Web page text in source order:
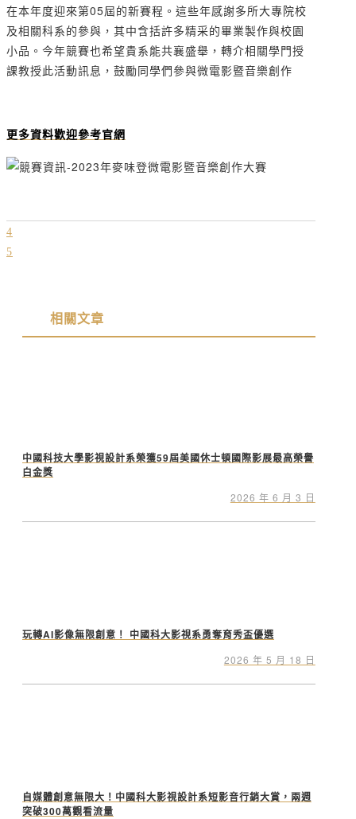
在本年度迎來第05屆的新賽程。這些年感謝多所大專院校
及相關科系的參與，其中含括許多精采的畢業製作與校園
小品。今年競賽也希望貴系能共襄盛舉，轉介相關學門授
課教授此活動訊息，鼓勵同學們參與微電影暨音樂創作
更多資料歡迎參考官網
相關文章
中國科技大學影視設計系榮獲59屆美國休士頓國際影展最高榮譽
白金獎
2026 年 6 月 3 日
玩轉AI影像無限創意！ 中國科大影視系勇奪育秀盃優選
2026 年 5 月 18 日
自媒體創意無限大！中國科大影視設計系短影音行銷大賞，兩週
突破300萬觀看流量